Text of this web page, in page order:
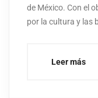
de México. Con el
por la cultura y las
Leer más